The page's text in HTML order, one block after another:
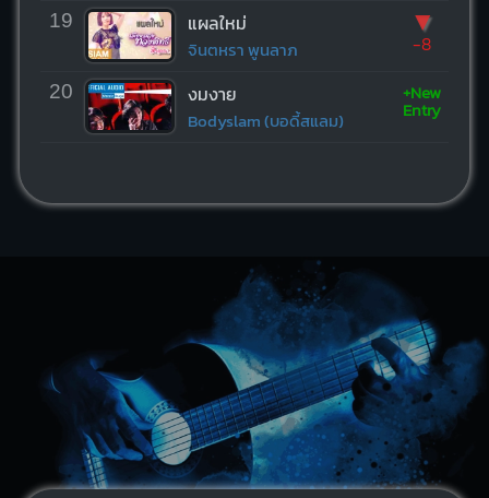
19 แผลใหม่
จินตหรา พูนลาภ
▼
-8
20 งมงาย
Bodyslam (บอดี้สแลม)
+New
Entry